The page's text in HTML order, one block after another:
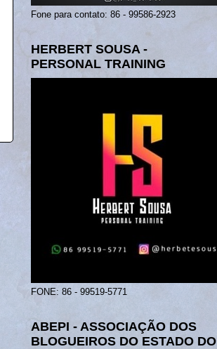
Fone para contato: 86 - 99586-2923
HERBERT SOUSA -
PERSONAL TRAINING
FONE: 86 - 99519-5771
ABEPI - ASSOCIAÇÃO DOS
BLOGUEIROS DO ESTADO DO